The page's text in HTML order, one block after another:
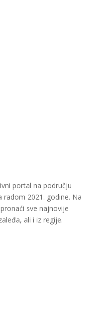
portal na području
radom 2021. godine. Na
sve najnovije
ali i iz regije.